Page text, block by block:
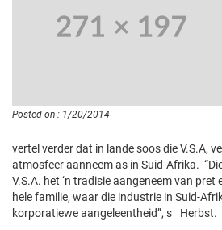
Posted on : 1/20/2014
vertel verder dat in lande soos die V.S.A,
atmosfeer aanneem as in Suid-Afrika.
V.S.A. het ‘n tradisie aangeneem van pret
hele familie, waar die industrie in Suid-
korporatiewe aangeleentheid”, s
Herbst.